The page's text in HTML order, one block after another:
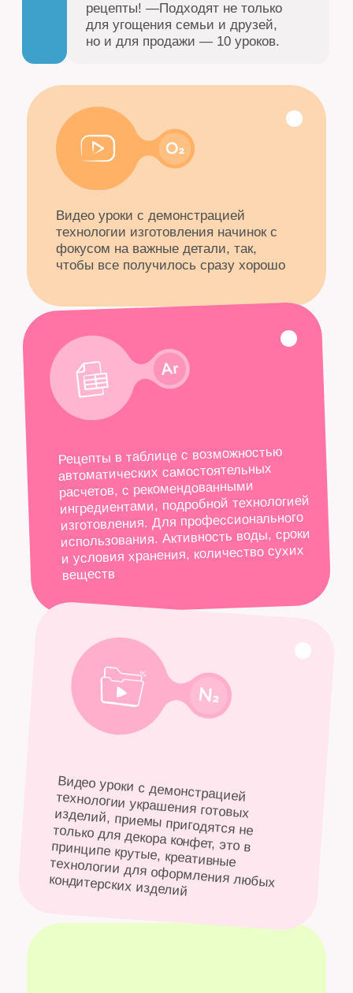
Настоящий коктейль для
пляжных вечеров.
Манго с ромом и маракуйя с
перчинкой чили — немного
солнечного безрассудства.
Что-то же должно оставаться
по-настоящему горячим.
02
Прозрачный соблазн
Востока, упругая, чуть
пружинящая сладость,
тающая на языке.
Мята и фисташка — лишь
начало.
Роза, шафран, дыня —
этот десерт создан для
смелых фантазий и
неторопливого
удовольствия.
01